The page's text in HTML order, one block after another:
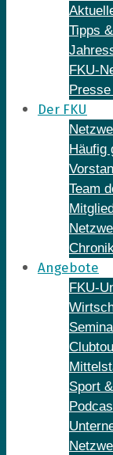
Tipps
FKU-
Der FKU
Häufig
Team
Angebote
FKU-
Sport